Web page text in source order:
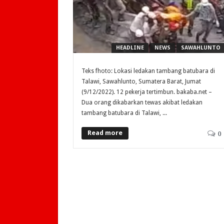
HEADLINE NEWS SAWAHLUNTO
Teks fhoto: Lokasi ledakan tambang batubara di
Talawi, Sawahlunto, Sumatera Barat, Jumat
(9/12/2022). 12 pekerja tertimbun. bakaba.net –
Dua orang dikabarkan tewas akibat ledakan
tambang batubara di Talawi, ...
Read more 0